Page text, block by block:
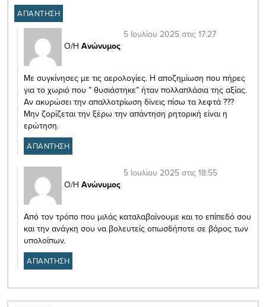
ΑΠΑΝΤΗΣΗ
Ο/Η Ανώνυμος
5 Ιουλίου 2025 στις 17:27
Με συγκίνησες με τις αερολογίες. Η αποζημίωση που πήρες
για το χωριό που ” θυσιάστηκε” ήταν πολλαπλάσια της αξίας.
Αν ακυρώσει την απαλλοτρίωση δίνεις πίσω τα λεφτά ???
Μην ζορίζεται την ξέρω την απάντηση ρητορική είναι η
ερώτηση.
ΑΠΑΝΤΗΣΗ
Ο/Η Ανώνυμος
5 Ιουλίου 2025 στις 18:55
Από τον τρόπο που μιλάς καταλαβαίνουμε και το επίπεδό σου
και την ανάγκη σου να βολευτείς οπωσδήποτε σε βάρος των
υπολοίπων.
ΑΠΑΝΤΗΣΗ